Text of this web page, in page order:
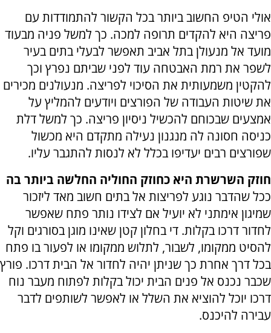
אולי הטיפ החשוב ביותר בכל הקשור להתמודדות עם
פריצה היא להקדים תרופה למכה. כך למשל פניה מבעוד
מועד אל מנעולן בתל אביב תאפשר לבעלי בתים בעיר
לשפר את רמת האבטחה עוד לפני שביתם נפרץ וכך
להקטין משמעותית את הסיכוי לפריצה. מנעולנים מכירים
את שיטות העבודה של הפורצים ויודעים להמליץ על
אמצעים שבכוחם להכשיל ניסיון פריצה. כך למשל דלת
כניסה חסונה לה מנגנון נעילה מתקדם היא מכשול
שפורצים רבים יעדיפו בכלל לא לנסות להתגבר עליו.
חוזק השרשרת היא כחוזק החוליה החלשה ביותר בה
ככל שהדבר נוגע לפריצות אל בתים חשוב מאד ליזכור
שמיגון אימתני לא יועיל אם לצידו נותר פתח שאפשר
לחדור דרכו בקלות. די בחלון קטן שאינו מוגן בסורגים וקל
להסיט ממקומו, לשבור, לתלוש ממקומו או לפעור בו פתח
בכל דרך אחרת כך שניתן יהיה לחדור אל הבית דרכו. פורץ
שכבר נכנס אל פנים הבית יכול בקלות לפתוח מעבר נוח
דרכו יוכל להוציא את השלל או לאפשר לשותפים לדבר
עבירה להיכנס.